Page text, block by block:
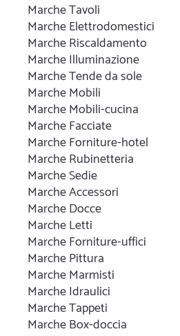
Marche Tavoli
Marche Elettrodomestici
Marche Riscaldamento
Marche Illuminazione
Marche Tende da sole
Marche Mobili
Marche Mobili-cucina
Marche Facciate
Marche Forniture-hotel
Marche Rubinetteria
Marche Sedie
Marche Accessori
Marche Docce
Marche Letti
Marche Forniture-uffici
Marche Pittura
Marche Marmisti
Marche Idraulici
Marche Tappeti
Marche Box-doccia